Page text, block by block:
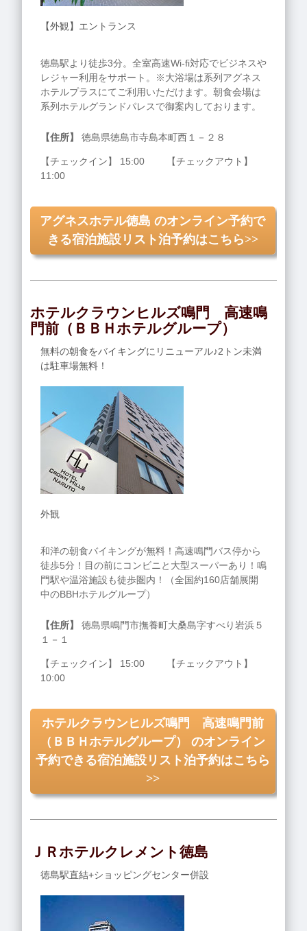
【外観】エントランス
徳島駅より徒歩3分。全室高速Wi-fi対応でビジネスや
レジャー利用をサポート。※大浴場は系列アグネス
ホテルプラスにてご利用いただけます。朝食会場は
系列ホテルグランドパレスで御案内しております。
【住所】 徳島県徳島市寺島本町西１－２８
【チェックイン】 15:00 【チェックアウト】
11:00
アグネスホテル徳島 のオンライン予約で
きる宿泊施設リスト泊予約はこちら>>
ホテルクラウンヒルズ鳴門 高速鳴
門前（ＢＢＨホテルグループ）
無料の朝食をバイキングにリニューアル♪2トン未満
は駐車場無料！
外観
和洋の朝食バイキングが無料！高速鳴門バス停から
徒歩5分！目の前にコンビニと大型スーパーあり！鳴
門駅や温浴施設も徒歩圏内！（全国約160店舗展開
中のBBHホテルグループ）
【住所】
徳島県鳴門市撫養町大桑島字すべり岩浜５
１－１
【チェックイン】 15:00 【チェックアウト】
10:00
ホテルクラウンヒルズ鳴門 高速鳴門前
（ＢＢＨホテルグループ） のオンライン
予約できる宿泊施設リスト泊予約はこちら
>>
ＪＲホテルクレメント徳島
徳島駅直結+ショッピングセンター併設